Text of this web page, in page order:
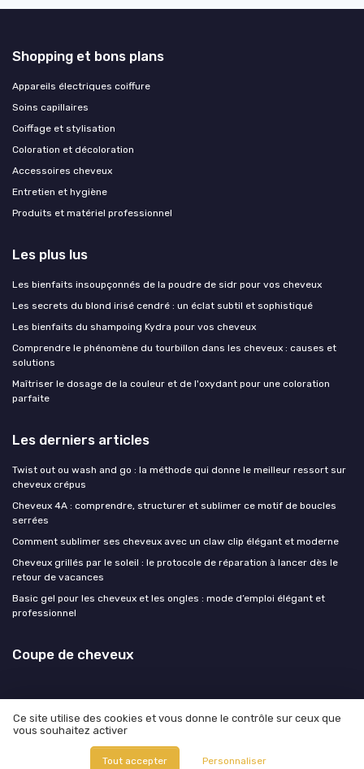
Shopping et bons plans
Appareils électriques coiffure
Soins capillaires
Coiffage et stylisation
Coloration et décoloration
Accessoires cheveux
Entretien et hygiène
Produits et matériel professionnel
Les plus lus
Les bienfaits insoupçonnés de la poudre de sidr pour vos cheveux
Les secrets du blond irisé cendré : un éclat subtil et sophistiqué
Les bienfaits du shampoing Kydra pour vos cheveux
Comprendre le phénomène du tourbillon dans les cheveux : causes et
solutions
Maîtriser le dosage de la couleur et de l'oxydant pour une coloration
parfaite
Les derniers articles
Twist out ou wash and go : la méthode qui donne le meilleur ressort sur
cheveux crépus
Cheveux 4A : comprendre, structurer et sublimer ce motif de boucles
serrées
Comment sublimer ses cheveux avec un claw clip élégant et moderne
Cheveux grillés par le soleil : le protocole de réparation à lancer dès le
retour de vacances
Basic gel pour les cheveux et les ongles : mode d’emploi élégant et
professionnel
Coupe de cheveux
Mentions légales
© Coupe de cheveux 2026
Ce site utilise des cookies et vous donne le contrôle sur ceux que
vous souhaitez activer
Tout accepter Personnaliser